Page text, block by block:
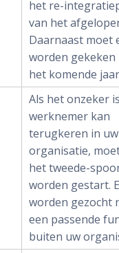
het re-
van het
Daarnaast moet
worden gekeken
het komende
Als het onzeker
werknemer kan
terugkeren in uw
organisatie,
het tweede-
worden gestart.
worden gezocht
een passende
buiten uw